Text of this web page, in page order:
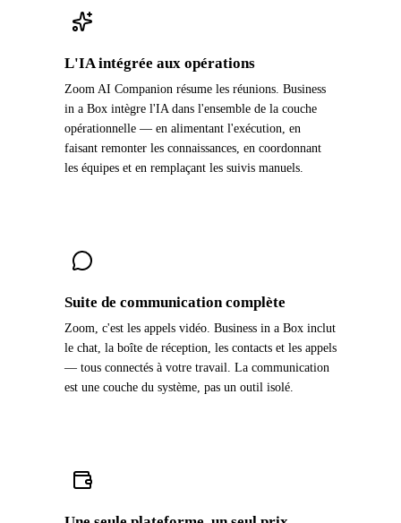
L'IA intégrée aux opérations
Zoom AI Companion résume les réunions. Business
in a Box intègre l'IA dans l'ensemble de la couche
opérationnelle — en alimentant l'exécution, en
faisant remonter les connaissances, en coordonnant
les équipes et en remplaçant les suivis manuels.
Suite de communication complète
Zoom, c'est les appels vidéo. Business in a Box inclut
le chat, la boîte de réception, les contacts et les appels
— tous connectés à votre travail. La communication
est une couche du système, pas un outil isolé.